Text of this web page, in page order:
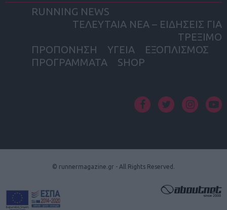
RUNNING NEWS
ΤΕΛΕΥΤΑΙΑ ΝΕΑ – ΕΙΔΗΣΕΙΣ ΓΙΑ
ΤΡΕΞΙΜΟ
ΠΡΟΠΟΝΗΣΗ
ΥΓΕΙΑ
ΕΞΟΠΛΙΣΜΟΣ
ΠΡΟΓΡΑΜΜΑΤΑ
SHOP
© runnermagazine.gr - All Rights Reserved.